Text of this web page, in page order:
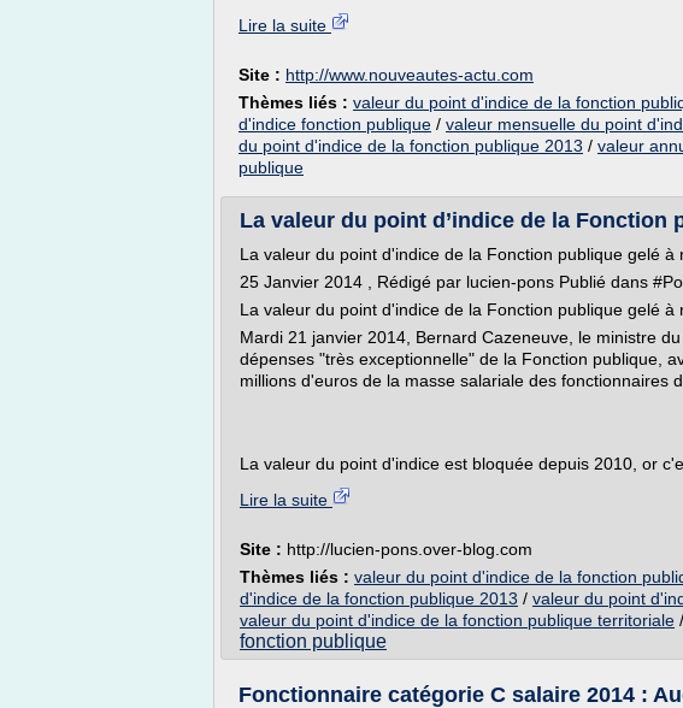
Lire la suite
Site : http://www.nouveautes-actu.com
Thèmes liés : valeur du point d'indice de la fonction
d'indice fonction publique / valeur mensuelle du point
du point d'indice de la fonction publique 2013 / valeur
publique
La valeur du point d’indice de la Fonction
La valeur du point d'indice de la Fonction publique gelé à
25 Janvier 2014 , Rédigé par lucien-pons Publié dans
La valeur du point d'indice de la Fonction publique gelé à
Mardi 21 janvier 2014, Bernard Cazeneuve, le ministre
dépenses "très exceptionnelle" de la Fonction publique,
millions d'euros de la masse salariale des fonctionnaires
La valeur du point d'indice est bloquée depuis 2010, or
Lire la suite
Site : http://lucien-pons.over-blog.com
Thèmes liés : valeur du point d'indice de la fonction
d'indice de la fonction publique 2013 / valeur du point
valeur du point d'indice de la fonction publique territoriale /
fonction publique
Fonctionnaire catégorie C salaire 2014 :